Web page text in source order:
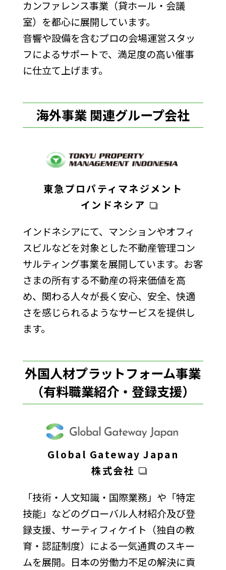
カンファレンス事業（貸ホール・会議
室）を都心に展開しています。
音響や設備を含むプロの会場運営スタッ
フによるサポートで、満足度の高い催事
に仕立て上げます。
海外事業 関連グループ会社
東急プロパティマネジメント
インドネシア
インドネシアにて、マンションやオフィ
スビルなどを対象とした不動産管理コン
サルティング事業を展開しています。お客
さまの所有する不動産の将来価値を高
め、関わる人々が長く安心、安全、快適
さを感じられるようなサービスを提供し
ます。
外国人材プラットフォーム事業
（有料職業紹介・登録支援）
Global Gateway Japan
株式会社
「技術・人文知識・国際業務」や「特定
技能」などのグローバル人材紹介及び登
録支援、サーティフィケイト（独自の教
育・認証制度）による一気通貫のスキー
ムを展開。日本の労働力不足の解決に貢